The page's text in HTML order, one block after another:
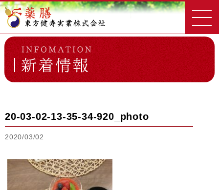
東方健寿実業
新着情報一覧
20-03-02-13-35-34-920_photo
20-03-02-13-35-34-920_photo
2020/03/02